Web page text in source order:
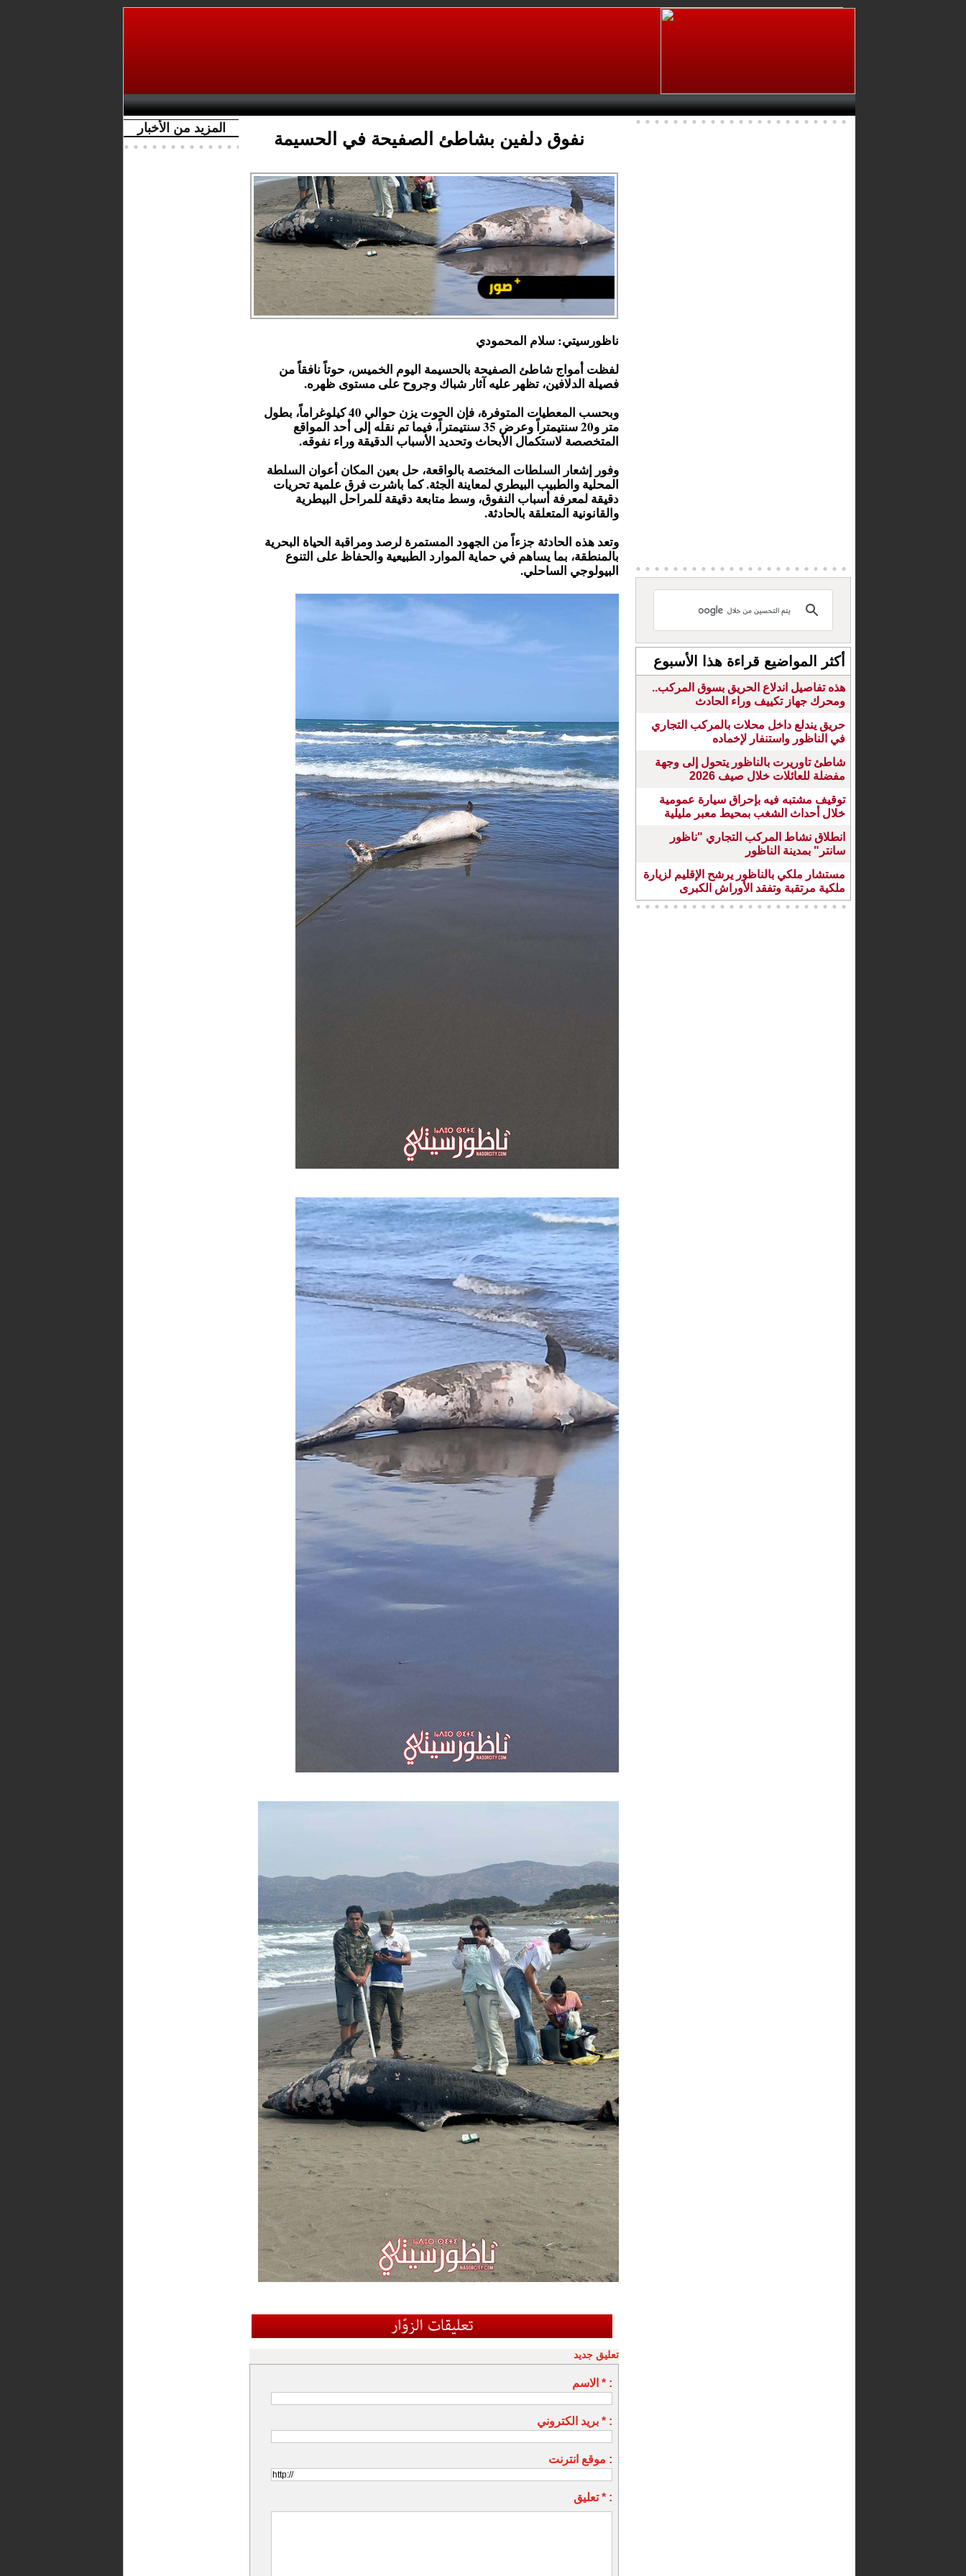
المزيد من الأخبار
نفوق دلفين بشاطئ الصفيحة في الحسيمة
ناظورسيتي: سلام المحمودي
لفظت أمواج شاطئ الصفيحة بالحسيمة اليوم الخميس، حوتاً نافقاً من
فصيلة الدلافين، تظهر عليه آثار شباك وجروح على مستوى ظهره.
وبحسب المعطيات المتوفرة، فإن الحوت يزن حوالي 40 كيلوغراماً، بطول
متر و20 سنتيمتراً وعرض 35 سنتيمتراً، فيما تم نقله إلى أحد المواقع
المتخصصة لاستكمال الأبحاث وتحديد الأسباب الدقيقة وراء نفوقه.
وفور إشعار السلطات المختصة بالواقعة، حل بعين المكان أعوان السلطة
المحلية والطبيب البيطري لمعاينة الجثة. كما باشرت فرق علمية تحريات
دقيقة لمعرفة أسباب النفوق، وسط متابعة دقيقة للمراحل البيطرية
والقانونية المتعلقة بالحادثة.
وتعد هذه الحادثة جزءاً من الجهود المستمرة لرصد ومراقبة الحياة البحرية
بالمنطقة، بما يساهم في حماية الموارد الطبيعية والحفاظ على التنوع
البيولوجي الساحلي.
تعليق جديد
الاسم * :
بريد الكتروني * :
موقع انترنت :
تعليق * :
أكثر المواضيع قراءة هذا الأسبوع
هذه تفاصيل اندلاع الحريق بسوق المركب..
ومحرك جهاز تكييف وراء الحادث
حريق يندلع داخل محلات بالمركب التجاري
في الناظور واستنفار لإخماده
شاطئ تاوريرت بالناظور يتحول إلى وجهة
مفضلة للعائلات خلال صيف 2026
توقيف مشتبه فيه بإحراق سيارة عمومية
خلال أحداث الشغب بمحيط معبر مليلية
انطلاق نشاط المركب التجاري "ناظور
سانتر" بمدينة الناظور
مستشار ملكي بالناظور يرشح الإقليم لزيارة
ملكية مرتقبة وتفقد الأوراش الكبرى